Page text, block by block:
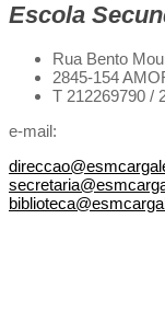
Escola
Rua Bento
2845-154
T 212269790 /
e-mail: